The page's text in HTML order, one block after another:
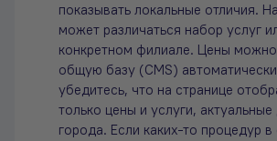
показывать локальные отличия.
может различаться набор услуг
конкретном филиале. Цены можно
общую базу (CMS)
убедитесь, что на странице
только цены и услуги,
города. Если каких-то процедур